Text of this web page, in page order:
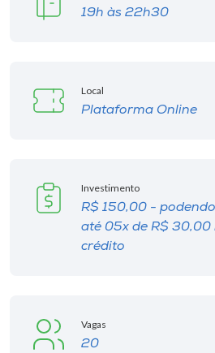
19h às 22h30
Local
Plataforma Online
Investimento
R$ 150,00 -
até 05x de R$ 30,00
crédito
Vagas
20